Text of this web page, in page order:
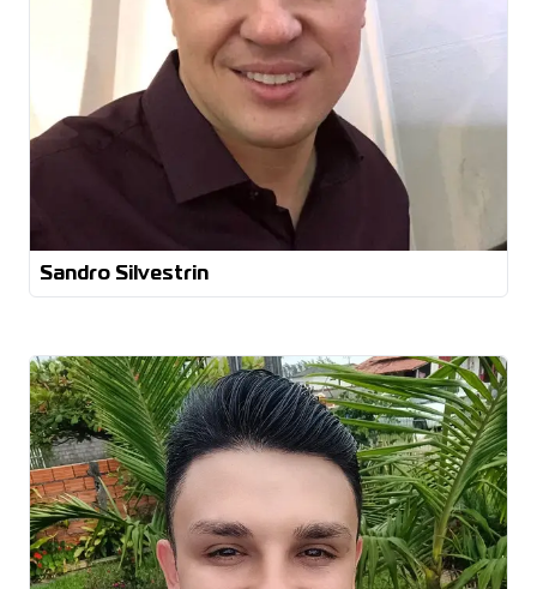
Sandro Silvestrin
MBA em Liderança, Inovação e Gestão
Graduado em Administração Comércio Exterior